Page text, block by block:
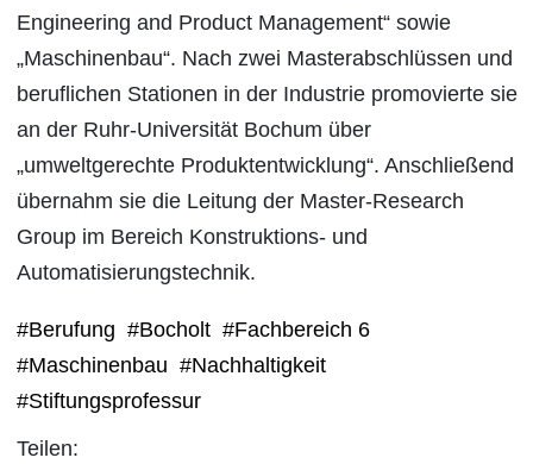
Engineering and Product Management“ sowie
„Maschinenbau“. Nach zwei Masterabschlüssen und
beruflichen Stationen in der Industrie promovierte sie
an der Ruhr-Universität Bochum über
„umweltgerechte Produktentwicklung“. Anschließend
übernahm sie die Leitung der Master-Research
Group im Bereich Konstruktions- und
Automatisierungstechnik.
#Berufung #Bocholt #Fachbereich 6
#Maschinenbau #Nachhaltigkeit
#Stiftungsprofessur
Teilen: